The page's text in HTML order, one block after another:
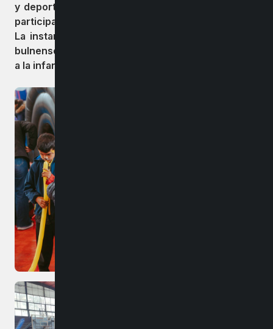
y deportivos pensados para fomentar el juego, la
participación y el bienestar infantil.
La instancia permitió conectar con los pequeños
bulnenses y generar un ambiente festivo en torno
a la infancia.